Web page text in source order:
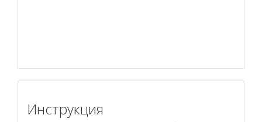
Инструкция